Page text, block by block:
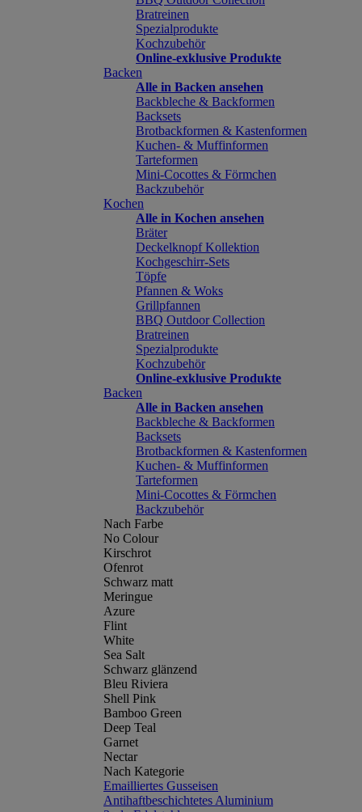
Bratreinen
Spezialprodukte
Kochzubehör
Online-exklusive Produkte
Backen
Alle in Backen ansehen
Backbleche & Backformen
Backsets
Brotbackformen & Kastenformen
Kuchen- & Muffinformen
Tarteformen
Mini-Cocottes & Förmchen
Backzubehör
Kochen
Alle in Kochen ansehen
Bräter
Deckelknopf Kollektion
Kochgeschirr-Sets
Töpfe
Pfannen & Woks
Grillpfannen
BBQ Outdoor Collection
Bratreinen
Spezialprodukte
Kochzubehör
Online-exklusive Produkte
Backen
Alle in Backen ansehen
Backbleche & Backformen
Backsets
Brotbackformen & Kastenformen
Kuchen- & Muffinformen
Tarteformen
Mini-Cocottes & Förmchen
Backzubehör
Nach Farbe
No Colour
Kirschrot
Ofenrot
Schwarz matt
Meringue
Azure
Flint
White
Sea Salt
Schwarz glänzend
Bleu Riviera
Shell Pink
Bamboo Green
Deep Teal
Garnet
Nectar
Nach Kategorie
Emailliertes Gusseisen
Antihaftbeschichtetes Aluminium